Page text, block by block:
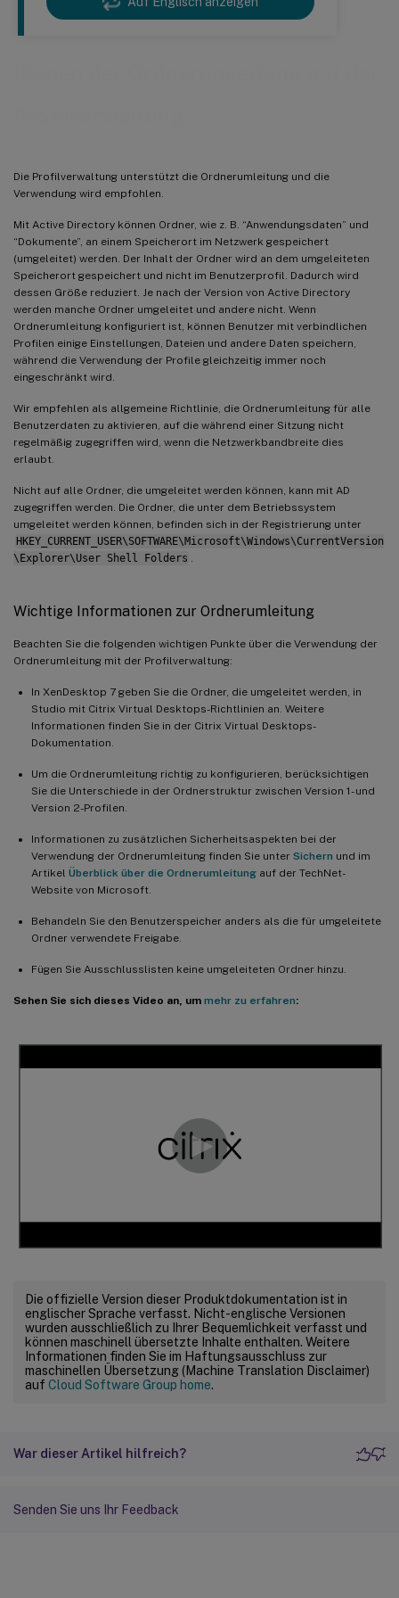
Die Profilverwaltung unterstützt die Ordnerumleitung und die
Verwendung wird empfohlen.
Mit Active Directory können Ordner, wie z. B. “Anwendungsdaten” und
“Dokumente”, an einem Speicherort im Netzwerk gespeichert
(umgeleitet) werden. Der Inhalt der Ordner wird an dem umgeleiteten
Speicherort gespeichert und nicht im Benutzerprofil. Dadurch wird
dessen Größe reduziert. Je nach der Version von Active Directory
werden manche Ordner umgeleitet und andere nicht. Wenn
Ordnerumleitung konfiguriert ist, können Benutzer mit verbindlichen
Profilen einige Einstellungen, Dateien und andere Daten speichern,
während die Verwendung der Profile gleichzeitig immer noch
eingeschränkt wird.
Wir empfehlen als allgemeine Richtlinie, die Ordnerumleitung für alle
Benutzerdaten zu aktivieren, auf die während einer Sitzung nicht
regelmäßig zugegriffen wird, wenn die Netzwerkbandbreite dies
erlaubt.
Nicht auf alle Ordner, die umgeleitet werden können, kann mit AD
zugegriffen werden. Die Ordner, die unter dem Betriebssystem
umgeleitet werden können, befinden sich in der Registrierung unter
HKEY_CURRENT_USER\SOFTWARE\Microsoft\Windows\CurrentVersion
\Explorer\User Shell Folders
Wichtige Informationen zur Ordnerumleitung
Beachten Sie die folgenden wichtigen Punkte über die Verwendung der
Ordnerumleitung mit der Profilverwaltung:
In XenDesktop 7 geben Sie die Ordner, die umgeleitet werden, in
Studio mit Citrix Virtual Desktops-Richtlinien an. Weitere
Informationen finden Sie in der Citrix Virtual Desktops-
Dokumentation.
Um die Ordnerumleitung richtig zu konfigurieren, berücksichtigen
Sie die Unterschiede in der Ordnerstruktur zwischen Version 1- und
Version 2-Profilen.
Informationen zu zusätzlichen Sicherheitsaspekten bei der
Verwendung der Ordnerumleitung finden Sie unter Sichern und im
Artikel Überblick über die Ordnerumleitung auf der TechNet-
Website von Microsoft.
Behandeln Sie den Benutzerspeicher anders als die für umgeleitete
Ordner verwendete Freigabe.
Fügen Sie Ausschlusslisten keine umgeleiteten Ordner hinzu.
Sehen Sie sich dieses Video an, um mehr zu erfahren:
Die offizielle Version dieser Produktdokumentation ist in
englischer Sprache verfasst. Nicht-englische Versionen
wurden ausschließlich zu Ihrer Bequemlichkeit verfasst und
können maschinell übersetzte Inhalte enthalten. Weitere
Informationen finden Sie im Haftungsausschluss zur
maschinellen Übersetzung (Machine Translation Disclaimer)
auf Cloud Software Group home.
War dieser Artikel hilfreich?
Senden Sie uns Ihr Feedback